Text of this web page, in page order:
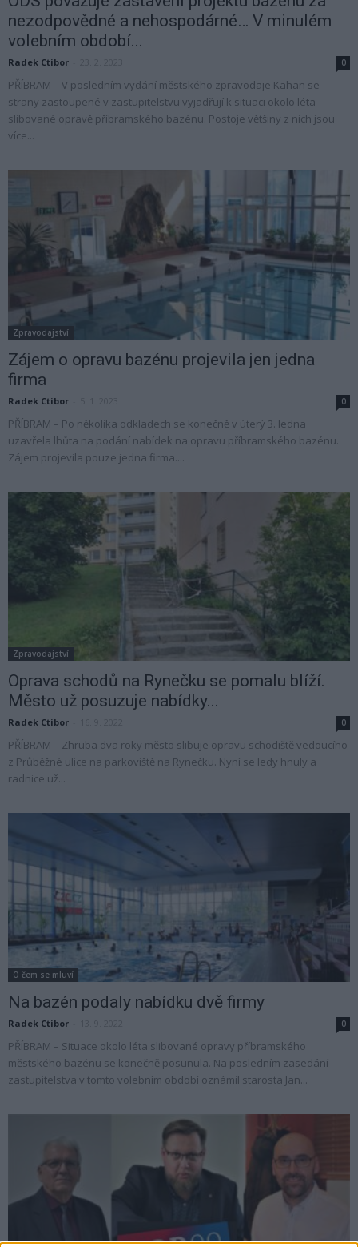
nezodpovědné a nehospodárné… V minulém
volebním období...
Radek Ctibor 0
PŘÍBRAM – V posledním vydání městského zpravodaje Kahan se
strany zastoupené v zastupitelstvu vyjadřují k situaci okolo léta
slibované opravě příbramského bazénu. Postoje většiny z nich jsou
více...
Zpravodajství
Zájem o opravu bazénu projevila jen jedna
firma
Radek Ctibor 0
PŘÍBRAM – Po několika odkladech se konečně v úterý 3. ledna
uzavřela lhůta na podání nabídek na opravu příbramského bazénu.
Zájem projevila pouze jedna firma....
Zpravodajství
Oprava schodů na Rynečku se pomalu blíží.
Město už posuzuje nabídky...
Radek Ctibor 0
PŘÍBRAM – Zhruba dva roky město slibuje opravu schodiště vedoucího
z Průběžné ulice na parkoviště na Rynečku. Nyní se ledy hnuly a
radnice už...
O čem se mluví
Na bazén podaly nabídku dvě firmy
Radek Ctibor 0
PŘÍBRAM – Situace okolo léta slibované opravy příbramského
městského bazénu se konečně posunula. Na posledním zasedání
zastupitelstva v tomto volebním období oznámil starosta Jan...